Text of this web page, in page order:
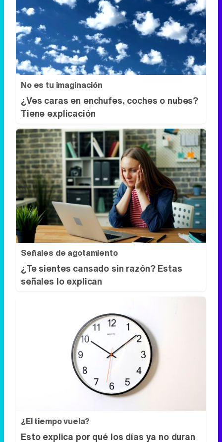
No es tu imaginación
¿Ves caras en enchufes, coches o nubes?
Tiene explicación
Señales de agotamiento
¿Te sientes cansado sin razón? Estas
señales lo explican
¿El tiempo vuela?
Esto explica por qué los días ya no duran